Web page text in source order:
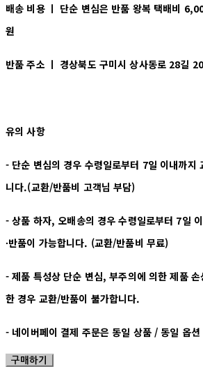
배송 비용 ㅣ 단순 변심은 반품 왕복 택배비
원
반품 주소 ㅣ 경상북도 구미시 상사동로 28길
유의 사항
- 단순 변심의 경우 수령일로부터 7일 이내까지
니다.(교환/반품비 고객님 부담)
- 상품 하자, 오배송의 경우 수령일로부터 7일
∙반품이 가능합니다. (교환/반품비 무료)
- 제품 특성상 단순 변심, 부주의에 의한 제품
한 경우 교환/반품이 불가합니다.
- 네이버페이 결제 주문은 동일 상품 / 동일 옵
구매하기